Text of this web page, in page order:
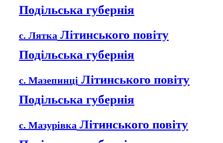
Подільська губернія
с. Лятка Літинського повіту
Подільська губернія
с. Мазепинці Літинського повіту
Подільська губернія
с. Мазурівка Літинського повіту